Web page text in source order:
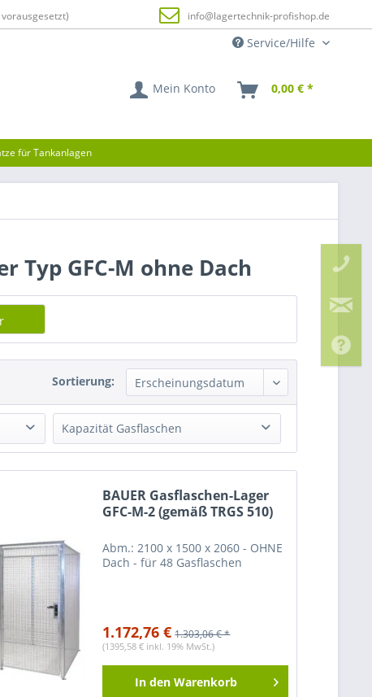
info@lagertechnik-profishop.de
Service/Hilfe
Mein Konto 0,00 € *
für Tankanlagen
Typ GFC-M ohne Dach
Sortierung:
Kapazität Gasflaschen
48 Gasfl. Ø 230 mm
)
60 Gasfl. Ø 230 mm(2)
104 Gasfl. Ø 230 mm( 2 )
BAUER Gasflaschen-Lager
GFC-M-2 (gemäß TRGS 510)
Abm.: 2100 x 1500 x 2060 - OHNE
Dach - für 48 Gasflaschen
1.172,76 € 1.303,06 € *
(1395,58 € inkl. 19% MwSt.)
In den Warenkorb